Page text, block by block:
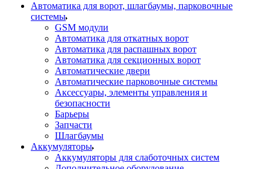
Автоматика для ворот, шлагбаумы, парковочные
системы
GSM модули
Автоматика для откатных ворот
Автоматика для распашных ворот
Автоматика для секционных ворот
Автоматические двери
Автоматические парковочные системы
Аксессуары, элементы управления и
безопасности
Барьеры
Запчасти
Шлагбаумы
Аккумуляторы
Аккумуляторы для слаботочных систем